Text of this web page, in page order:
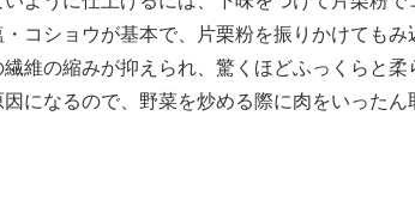
コショウが基本で、片栗粉を振りかけてもみ
維の縮みが抑えられ、驚くほどふっくらと
因になるので、野菜を炒める際に肉をいった